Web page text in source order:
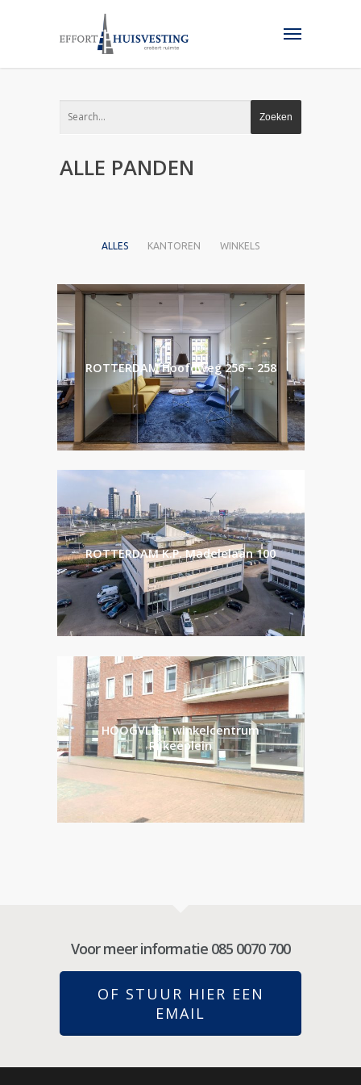
ALLE PANDEN
ALLES KANTOREN WINKELS
ROTTERDAM Hoofdweg 256 – 258
ROTTERDAM K.P. Madelelaan 100
HOOGVLIET winkelcentrum
Rijkeeplein
Voor meer informatie 085 0070 700
OF STUUR HIER EEN
EMAIL